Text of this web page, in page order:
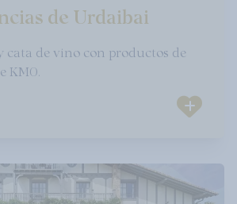
de Urdaibai
cata de vino con productos de
KM0.